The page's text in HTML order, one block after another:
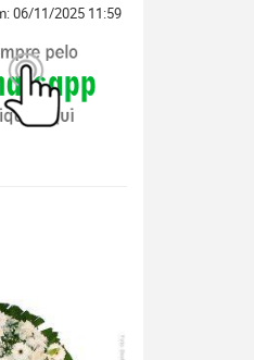
06/11/2025 11:59